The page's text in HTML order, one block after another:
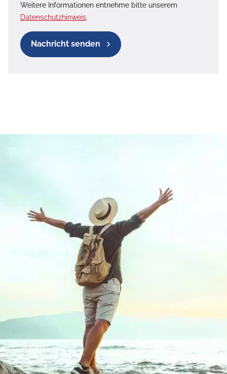
Weitere Informationen entnehme bitte unserem
Datenschutzhinweis.
Nachricht senden